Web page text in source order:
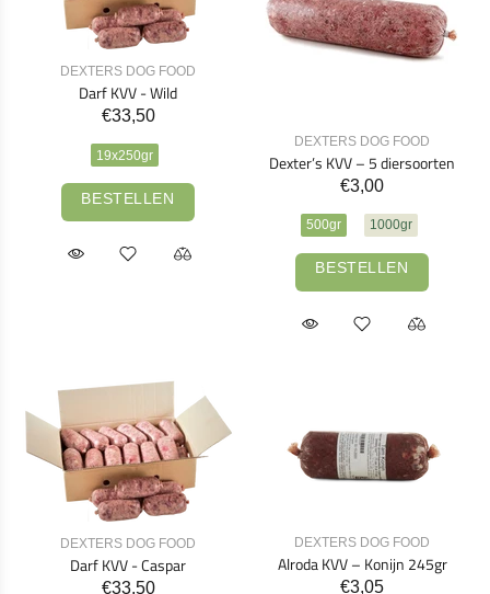
DEXTERS DOG FOOD
Darf KVV - Wild
€33,50
19x250gr
BESTELLEN
DEXTERS DOG FOOD
Dexter’s KVV – 5 diersoorten
€3,00
500gr 1000gr
BESTELLEN
DEXTERS DOG FOOD
Darf KVV - Caspar
€33,50
DEXTERS DOG FOOD
Alroda KVV – Konijn 245gr
€3,05